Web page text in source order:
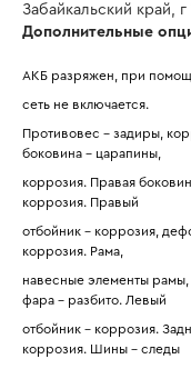
Забайкальский край,
Дополнительные
АКБ разряжен, при
сеть не включается.
Противовес - задиры,
боковина - царапины,
коррозия. Правая
коррозия. Правый
отбойник - коррозия,
коррозия. Рама,
навесные элементы
фара - разбито. Левый
отбойник - коррозия.
коррозия. Шины - следы